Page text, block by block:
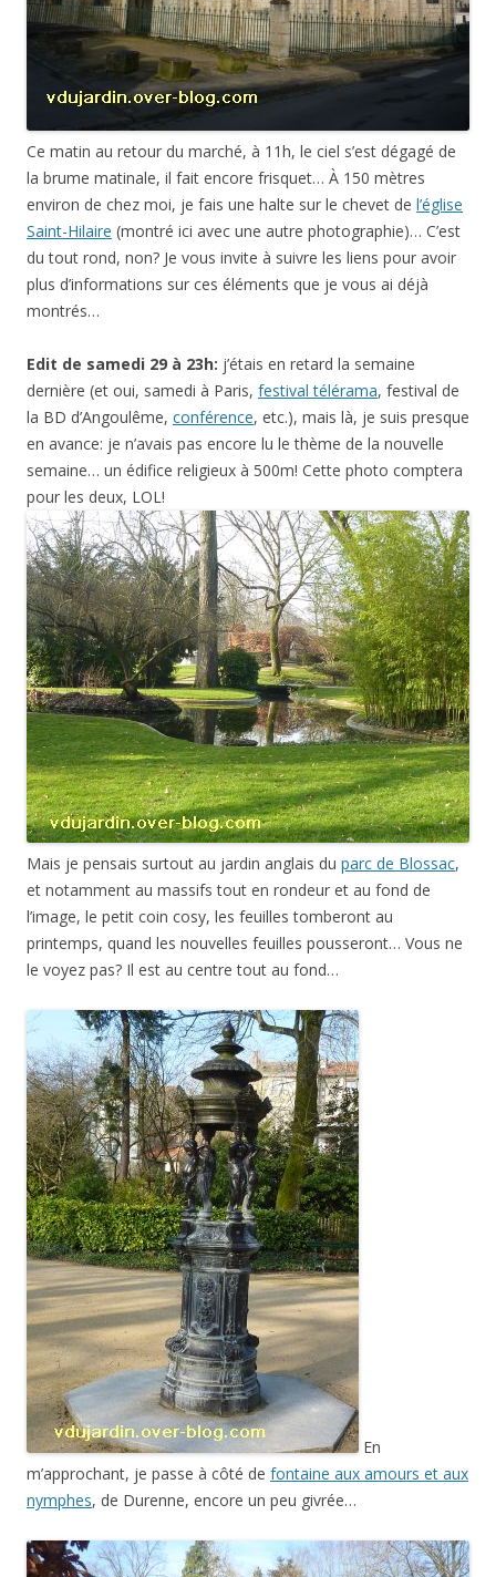
Ce matin au retour du marché, à 11h, le ciel s’est dégagé de
la brume matinale, il fait encore frisquet… À 150 mètres
environ de chez moi, je fais une halte sur le chevet de l’église
Saint-Hilaire (montré ici avec une autre photographie)… C’est
du tout rond, non? Je vous invite à suivre les liens pour avoir
plus d’informations sur ces éléments que je vous ai déjà
montrés…
Edit de samedi 29 à 23h: j’étais en retard la semaine
dernière (et oui, samedi à Paris, festival télérama, festival de
la BD d’Angoulême, conférence, etc.), mais là, je suis presque
en avance: je n’avais pas encore lu le thème de la nouvelle
semaine… un édifice religieux à 500m! Cette photo comptera
pour les deux, LOL!
Mais je pensais surtout au jardin anglais du parc de Blossac,
et notamment au massifs tout en rondeur et au fond de
l’image, le petit coin cosy, les feuilles tomberont au
printemps, quand les nouvelles feuilles pousseront… Vous ne
le voyez pas? Il est au centre tout au fond…
En
m’approchant, je passe à côté de fontaine aux amours et aux
nymphes, de Durenne, encore un peu givrée…